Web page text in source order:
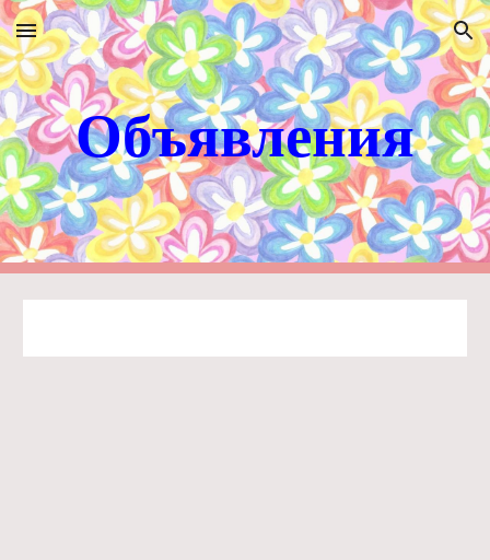
Skip to main content Skip to navigation
Объявления